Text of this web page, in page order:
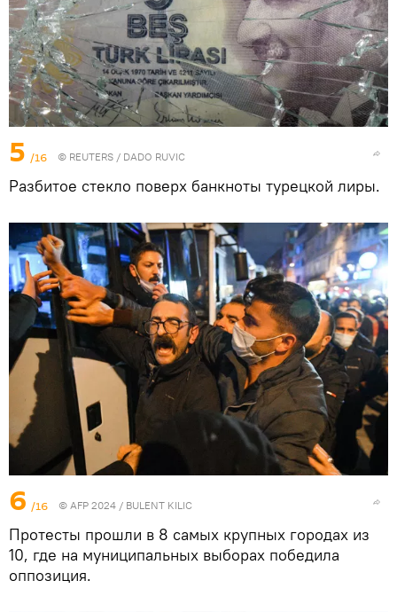
5 /16 © REUTERS / DADO RUVIC
Разбитое стекло поверх банкноты турецкой лиры.
6 /16 © AFP 2024 / BULENT KILIC
Протесты прошли в 8 самых крупных городах из
10, где на муниципальных выборах победила
оппозиция.